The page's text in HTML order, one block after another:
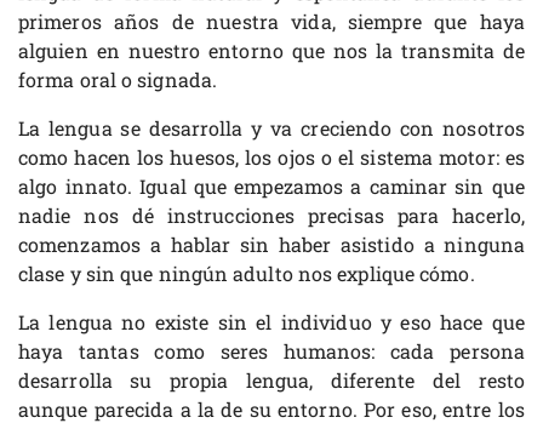
primeros años de nuestra vida, siempre que haya
alguien en nuestro entorno que nos la transmita de
forma oral o signada.
La lengua se desarrolla y va creciendo con nosotros
como hacen los huesos, los ojos o el sistema motor: es
algo innato. Igual que empezamos a caminar sin que
nadie nos dé instrucciones precisas para hacerlo,
comenzamos a hablar sin haber asistido a ninguna
clase y sin que ningún adulto nos explique cómo.
La lengua no existe sin el individuo y eso hace que
haya tantas como seres humanos: cada persona
desarrolla su propia lengua, diferente del resto
aunque parecida a la de su entorno. Por eso, entre los